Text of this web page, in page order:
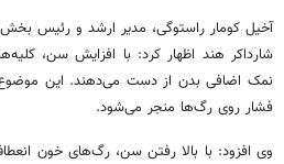
آخیل کومار راستوگی، مدیر ارشد و رئیس
شارداکر هند اظهار کرد: با افزایش سن،
نمک اضافی بدن از دست می‌دهند. این
فشار روی رگ‌ها منجر می‌شود.
وی افزود: با بالا رفتن سن، رگ‌های خون